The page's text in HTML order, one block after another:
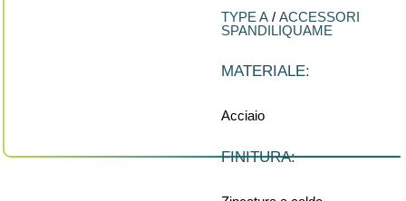
TYPE A / ACCESSORI
SPANDILIQUAME
MATERIALE:
Acciaio
FINITURA: